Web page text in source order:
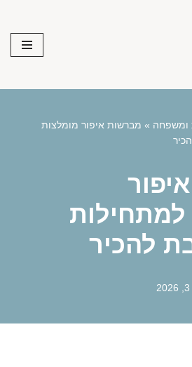
ומשפחה » מברשות איפור מומלצות
להכיר